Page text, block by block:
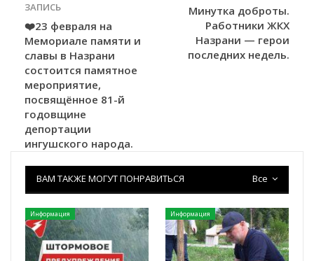
ЗАПИСЬ
❤️23 февраля на
Мемориале памяти и
славы в Назрани
состоится памятное
мероприятие,
посвящённое 81-й
годовщине
депортации
ингушского народа.
Минутка доброты.
Работники ЖКХ
Назрани — герои
последних недель.
Все
ВАМ ТАКЖЕ МОГУТ ПОНРАВИТЬСЯ
Информация Информация